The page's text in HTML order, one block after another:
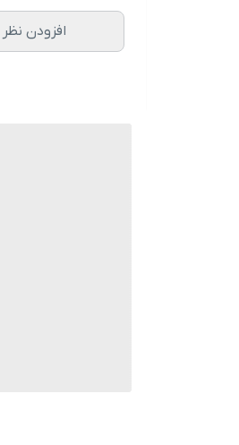
افزودن نظر